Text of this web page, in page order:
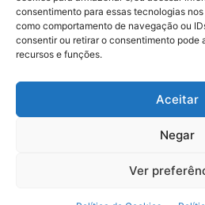
consentimento para essas tecnologias
como comportamento de navegação ou
consentir ou retirar o consentimento pode
recursos e funções.
Aceitar
Negar
Ver
Justiça Itinerante garante
fundiária e casamento
famílias em Portel
21 de maio de 2026
feminino pelos Jogos Estudantis